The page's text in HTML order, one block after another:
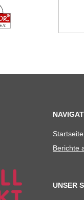
Start­seite
Berichte
UNSER